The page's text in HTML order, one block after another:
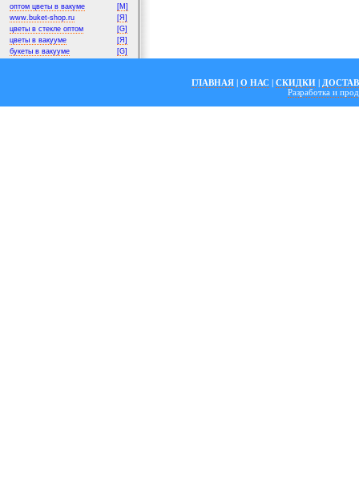
оптом цветы в вакуме
[M]
www.buket-shop.ru
[Я]
цветы в стекле оптом
[G]
цветы в вакууме
[Я]
букеты в вакууме
[G]
ГЛАВНАЯ | О НАС | СКИДКИ |
Разработка и